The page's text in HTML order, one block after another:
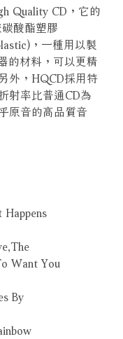
Quality CD，它的
酸酯塑膠
，一種用以製
的材料，可以更精
外，HQCD採用特
射率比普通CD為
原音的高品質音
Want You
By